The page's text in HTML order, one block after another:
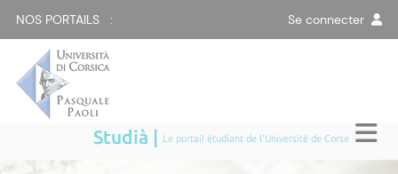
NOS PORTAILS : Se connecter
Studià | Le portail étudiant de l'Université de Corse